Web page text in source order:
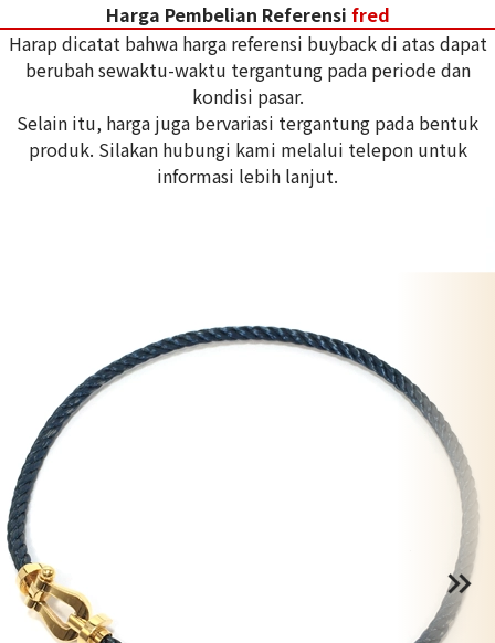
Harga Pembelian Referensi fred
Harap dicatat bahwa harga referensi buyback di atas dapat
berubah sewaktu-waktu tergantung pada periode dan
kondisi pasar.
Selain itu, harga juga bervariasi tergantung pada bentuk
produk. Silakan hubungi kami melalui telepon untuk
informasi lebih lanjut.